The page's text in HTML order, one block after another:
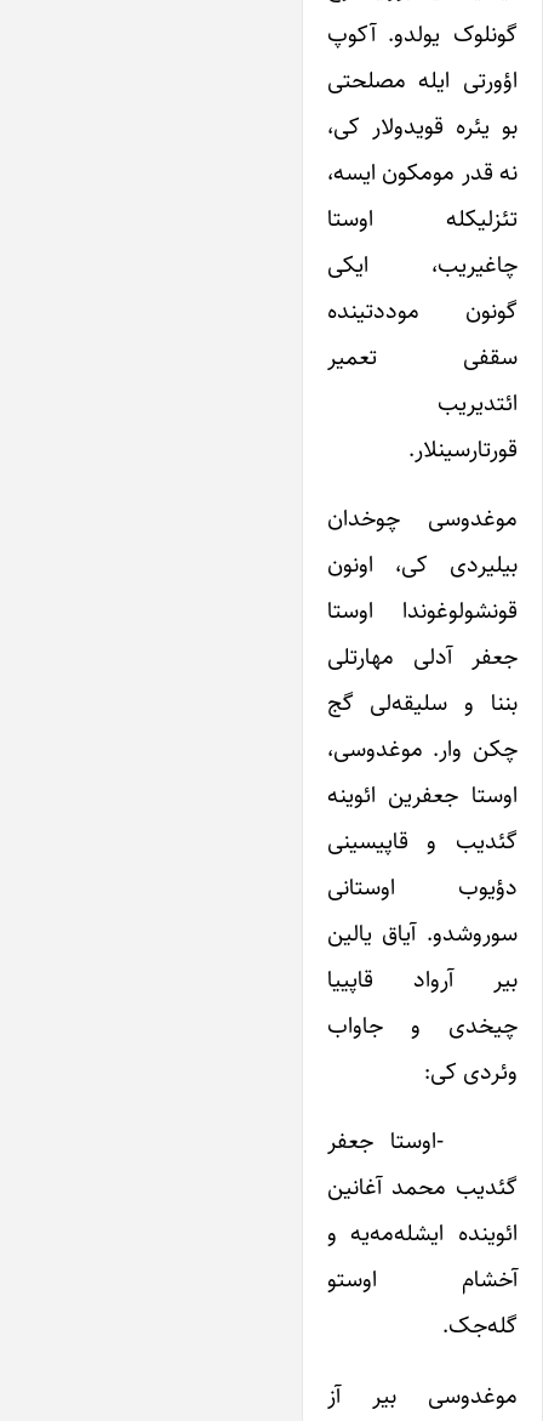
گونلوک یولدو. آکوپ
اؤورتی ایله مصلحتی
بو یئره قویدولار کی،
نه قدر مومکون ایسه،
تئزلیکله اوستا
چاغیریب، ایکی
گونون موددتینده
سقفی تعمیر
ائتدیریب
قورتارسینلار.
موغدوسی چوخدان
بیلیردی کی، اونون
قونشولوغوندا اوستا
جعفر آدلی مهارتلی
بننا و سلیقه‌لی گج
چکن وار. موغدوسی،
اوستا جعفرین ائوینه
گئدیب و قاپیسینی
دؤیوب اوستانی
سوروشدو. آیاق یالین
بیر آرواد قاپییا
چیخدی و جاواب
وئردی کی:
-اوستا جعفر
گئدیب محمد آغانین
ائوینده ایشله‌مه‌یه و
آخشام اوستو
گله‌جک.
موغدوسی بیر آز